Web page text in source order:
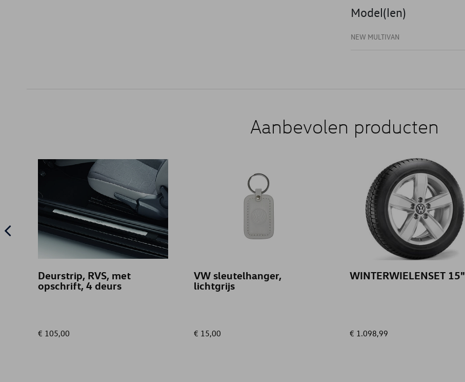
Model(len)
NEW MULTIVAN
Aanbevolen producten
Deurstrip, RVS, met
opschrift, 4 deurs
€ 105,00
VW sleutelhanger,
lichtgrijs
€ 15,00
WINTERWIELENSET 15"
€ 1.098,99